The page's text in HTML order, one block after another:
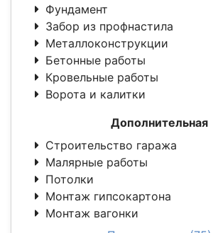
Фундамент
Забор из профнастила
Металлоконструкции
Бетонные работы
Кровельные работы
Ворота и калитки
Дополнительная
Строительство гаража
Малярные работы
Потолки
Монтаж гипсокартона
Монтаж вагонки